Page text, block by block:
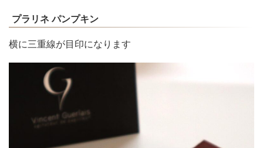
プラリネ パンプキン
横に三重線が目印になります